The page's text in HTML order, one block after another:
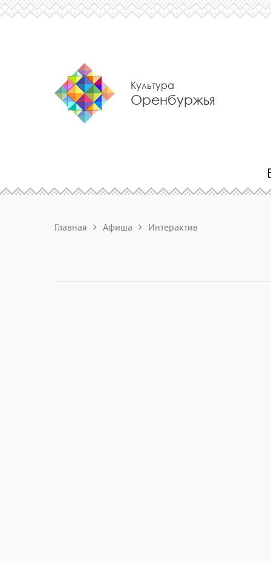
Культура
Оренбуржья
Главная Афиша Интерактив